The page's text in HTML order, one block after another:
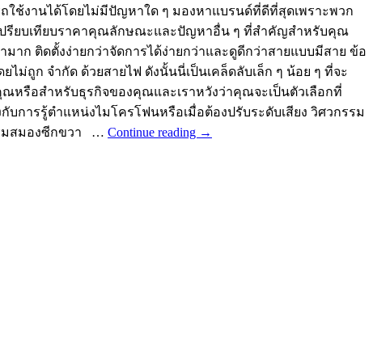
ช้งานได้โดยไม่มีปัญหาใด ๆ มองหาแบรนด์ที่ดีที่สุดเพราะพวก
รียบเทียบราคาคุณลักษณะและปัญหาอื่น ๆ ที่สำคัญสำหรับคุณ
ก ติดตั้งง่ายกว่าจัดการได้ง่ายกว่าและดูดีกว่าสายแบบมีสาย ข้อ
ถูก จำกัด ด้วยสายไฟ ดังนั้นนี่เป็นเคล็ดลับเล็ก ๆ น้อย ๆ ที่จะ
หรือสำหรับธุรกิจของคุณและเราหวังว่าคุณจะเป็นตัวเลือกที่
การรู้ตำแหน่งไมโครโฟนหรือเมื่อต้องปรับระดับเสียง วิศวกรรม
รมสมองซีกขวา … Continue reading →